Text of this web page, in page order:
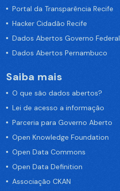
Portal da Transparência Recife
Hacker Cidadão Recife
Dados Abertos Governo Federal
Dados Abertos Pernambuco
Saiba mais
O que são dados abertos?
Lei de acesso a informação
Parceria para Governo Aberto
Open Knowledge Foundation
Open Data Commons
Open Data Definition
Associação CKAN